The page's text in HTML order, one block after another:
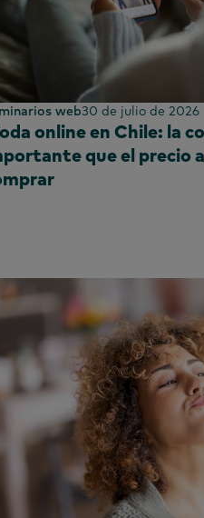
web30 de julio de 2026
online en Chile: la
que el precio